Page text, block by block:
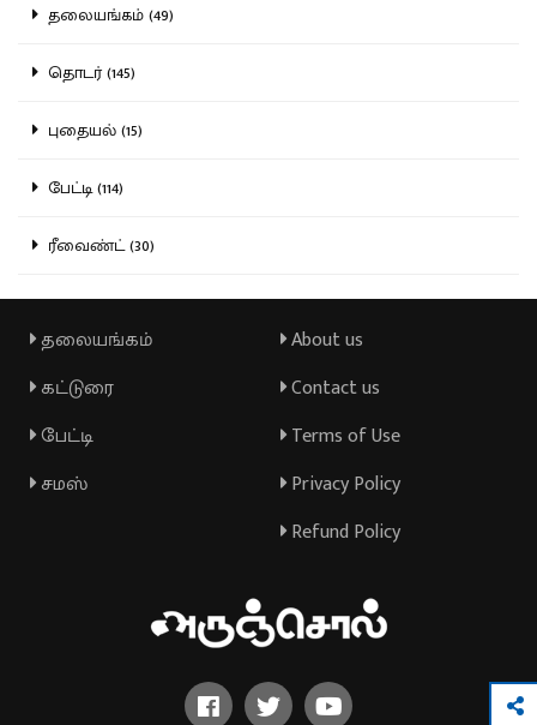
தலையங்கம் (49)
தொடர் (145)
புதையல் (15)
பேட்டி (114)
ரீவைண்ட் (30)
தலையங்கம்
கட்டுரை
பேட்டி
சமஸ்
About us
Contact us
Terms of Use
Privacy Policy
Refund Policy